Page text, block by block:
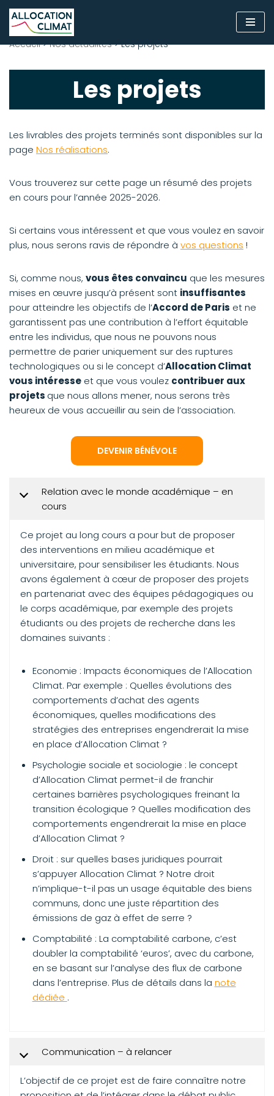
au
Accueil>Nos actualités>Les projets
Les projets
Les livrables des projets terminés sont disponibles sur la
page Nos réalisations.
Vous trouverez sur cette page un résumé des projets
en cours pour l’année 2025-2026.
Si certains vous intéressent et que vous voulez en savoir
plus, nous serons ravis de répondre à vos questions !
Si, comme nous, vous êtes convaincu que les mesures
mises en œuvre jusqu’à présent sont insuffisantes
pour atteindre les objectifs de l’Accord de Paris et ne
garantissent pas une contribution à l’effort équitable
entre les individus, que nous ne pouvons nous
permettre de parier uniquement sur des ruptures
technologiques ou si le concept d’Allocation Climat
vous intéresse et que vous voulez contribuer aux
projets que nous allons mener, nous serons très
heureux de vous accueillir au sein de l’association.
DEVENIR BÉNÉVOLE
Relation avec le monde académique – en
cours
Ce projet au long cours a pour but de proposer
des interventions en milieu académique et
universitaire, pour sensibiliser les étudiants. Nous
avons également à cœur de proposer des projets
en partenariat avec des équipes pédagogiques ou
le corps académique, par exemple des projets
étudiants ou des projets de recherche dans les
domaines suivants :
Economie : Impacts économiques de l’Allocation
Climat. Par exemple : Quelles évolutions des
comportements d’achat des agents
économiques, quelles modifications des
stratégies des entreprises engendrerait la mise
en place d’Allocation Climat ?
Psychologie sociale et sociologie : le concept
d’Allocation Climat permet-il de franchir
certaines barrières psychologiques freinant la
transition écologique ? Quelles modification des
comportements engendrerait la mise en place
d’Allocation Climat ?
Droit : sur quelles bases juridiques pourrait
s’appuyer Allocation Climat ? Notre droit
n’implique-t-il pas un usage équitable des biens
communs, donc une juste répartition des
émissions de gaz à effet de serre ?
Comptabilité : La comptabilité carbone, c’est
doubler la comptabilité ‘euros’, avec du carbone,
en se basant sur l’analyse des flux de carbone
dans l’entreprise. Plus de détails dans la note
dédiée .
Communication – à relancer
L’objectif de ce projet est de faire connaître notre